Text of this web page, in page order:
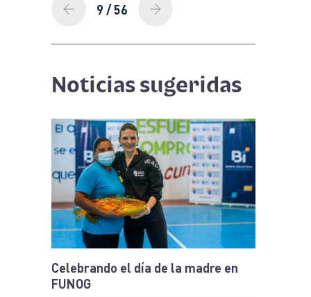
9 / 56
Noticias sugeridas
Celebrando el día de la madre en
FUNOG